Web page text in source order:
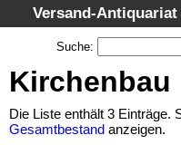
Versand-
Startseite
Suche
Schlagwörter
Suche:
Kirchenbau
Die Liste enthält 3 Einträge.
Gesamtbestand anzeigen.